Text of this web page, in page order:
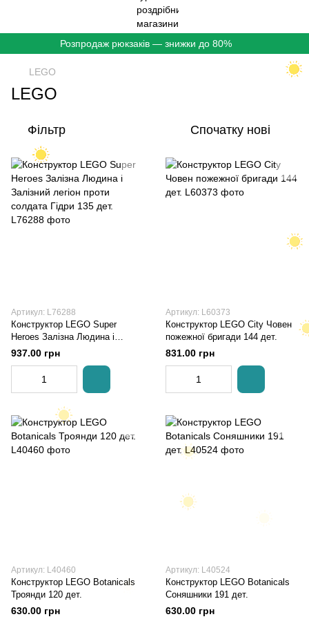
Розпродаж рюкзаків — знижки до 80%
LEGO
LEGO
Фільтр Спочатку нові
Артикул: L76288
Конструктор LEGO Super
Heroes Залізна Людина і
Залізний легіон проти солдата
Гідри 135 дет.
937.00 грн
Артикул: L60373
Конструктор LEGO City Човен
пожежної бригади 144 дет.
831.00 грн
Артикул: L40460
Конструктор LEGO Botanicals
Троянди 120 дет.
630.00 грн
Артикул: L40524
Конструктор LEGO Botanicals
Соняшники 191 дет.
630.00 грн